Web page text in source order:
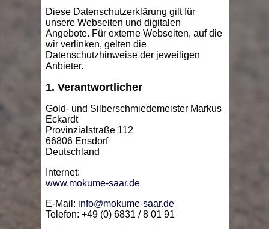
Diese Datenschutzerklärung gilt für
unsere Webseiten und digitalen
Angebote. Für externe Webseiten, auf die
wir verlinken, gelten die
Datenschutzhinweise der jeweiligen
Anbieter.
1. Verantwortlicher
Gold- und Silberschmiedemeister Markus
Eckardt
Provinzialstraße 112
66806 Ensdorf
Deutschland
Internet:
www.mokume-saar.de
E-Mail: info@mokume-saar.de
Telefon: +49 (0) 6831 / 8 01 91